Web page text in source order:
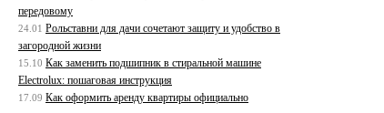
передовому
24.01 Рольставни для дачи сочетают защиту и удобство в
загородной жизни
15.10 Как заменить подшипник в стиральной машине
Electrolux: пошаговая инструкция
17.09 Как оформить аренду квартиры официально